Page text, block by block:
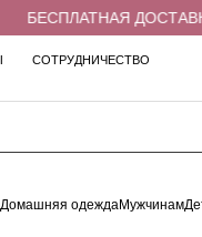
В ПВЗ ПРИ
СОТРУДНИЧЕСТВО
Домашняя одеждаМужчинам